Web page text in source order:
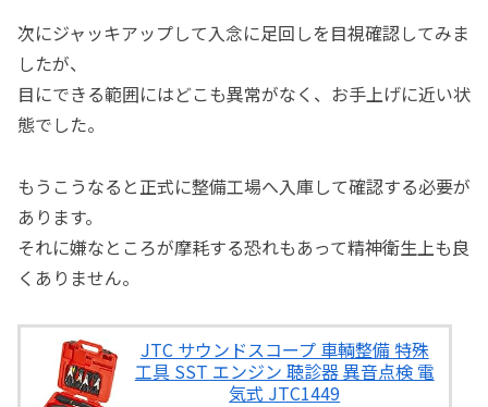
次にジャッキアップして入念に足回しを目視確認してみま
したが、
目にできる範囲にはどこも異常がなく、お手上げに近い状
態でした。
もうこうなると正式に整備工場へ入庫して確認する必要が
あります。
それに嫌なところが摩耗する恐れもあって精神衛生上も良
くありません。
JTC サウンドスコープ 車輌整備 特殊
工具 SST エンジン 聴診器 異音点検 電
気式 JTC1449